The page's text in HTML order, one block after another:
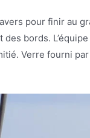
pour finir au
bords.
Verre fourni